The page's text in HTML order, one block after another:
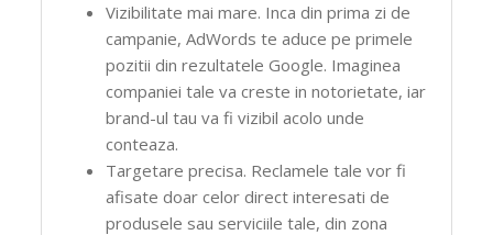
Vizibilitate mai mare. Inca din prima zi de
campanie, AdWords te aduce pe primele
pozitii din rezultatele Google. Imaginea
companiei tale va creste in notorietate, iar
brand-ul tau va fi vizibil acolo unde
conteaza.
Targetare precisa. Reclamele tale vor fi
afisate doar celor direct interesati de
produsele sau serviciile tale, din zona